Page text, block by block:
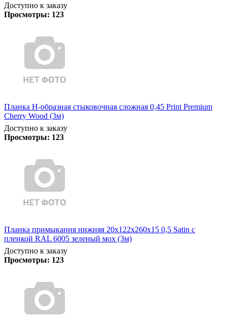
Доступно к заказу
Просмотры: 123
Планка Н-образная стыковочная сложная 0,45 Print Premium
Cherry Wood (3м)
Доступно к заказу
Просмотры: 123
Планка примыкания нижняя 20х122х260х15 0,5 Satin с
пленкой RAL 6005 зеленый мох (3м)
Доступно к заказу
Просмотры: 123